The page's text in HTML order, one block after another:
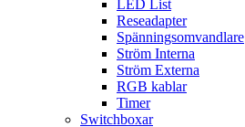
LED List
Reseadapter
Spänningsomvandlare
Ström Interna
Ström Externa
RGB kablar
Timer
Switchboxar